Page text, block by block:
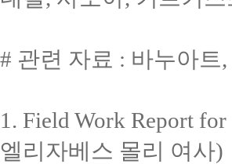
# 관련 자료 : 바누아트
1. Field Work Report
엘리자베스 몰리 여사)